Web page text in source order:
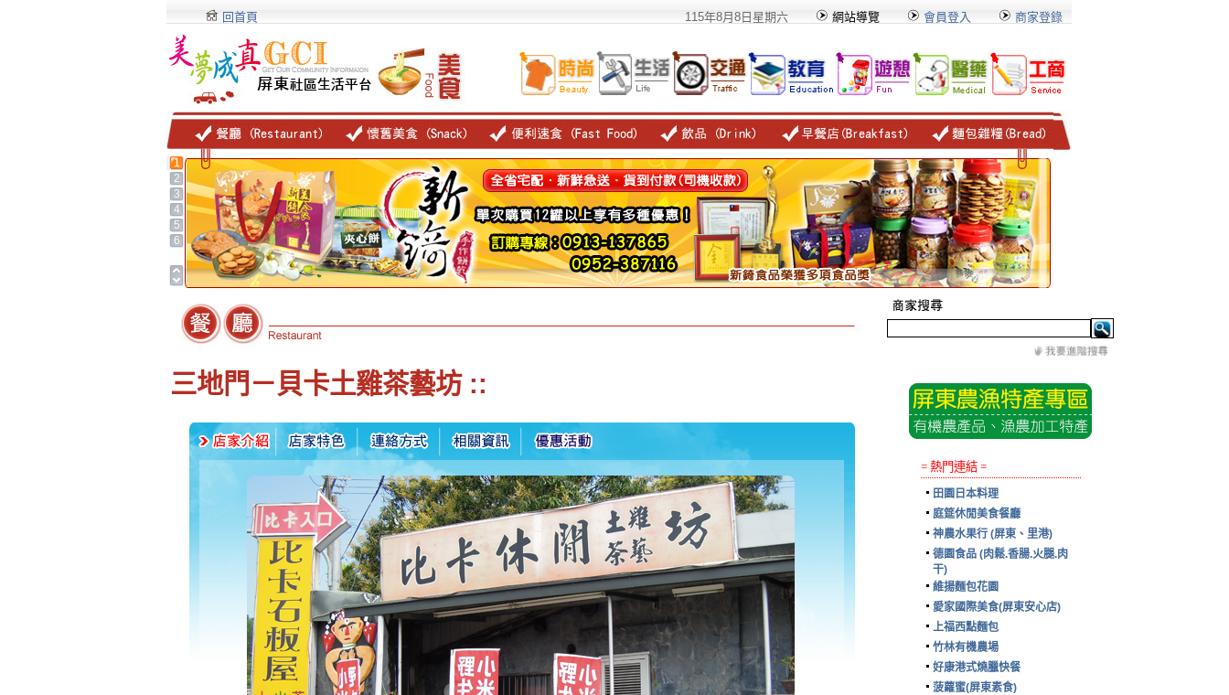
回首頁 115年8月8日星期六 網站導覽 會員登入 商家登錄
1
2
3
4
5
6
三地門－貝卡土雞茶藝坊 ::
= 熱門連結 =
田園日本料理
庭筵休閒美食餐廳
神農水果行 (屏東、里港)
德園食品 (肉鬆.香腸.火腿.肉
干)
維揚麵包花園
愛家國際美食(屏東安心店)
上福西點麵包
竹林有機農場
好康港式燒臘快餐
菠蘿蜜(屏東素食)